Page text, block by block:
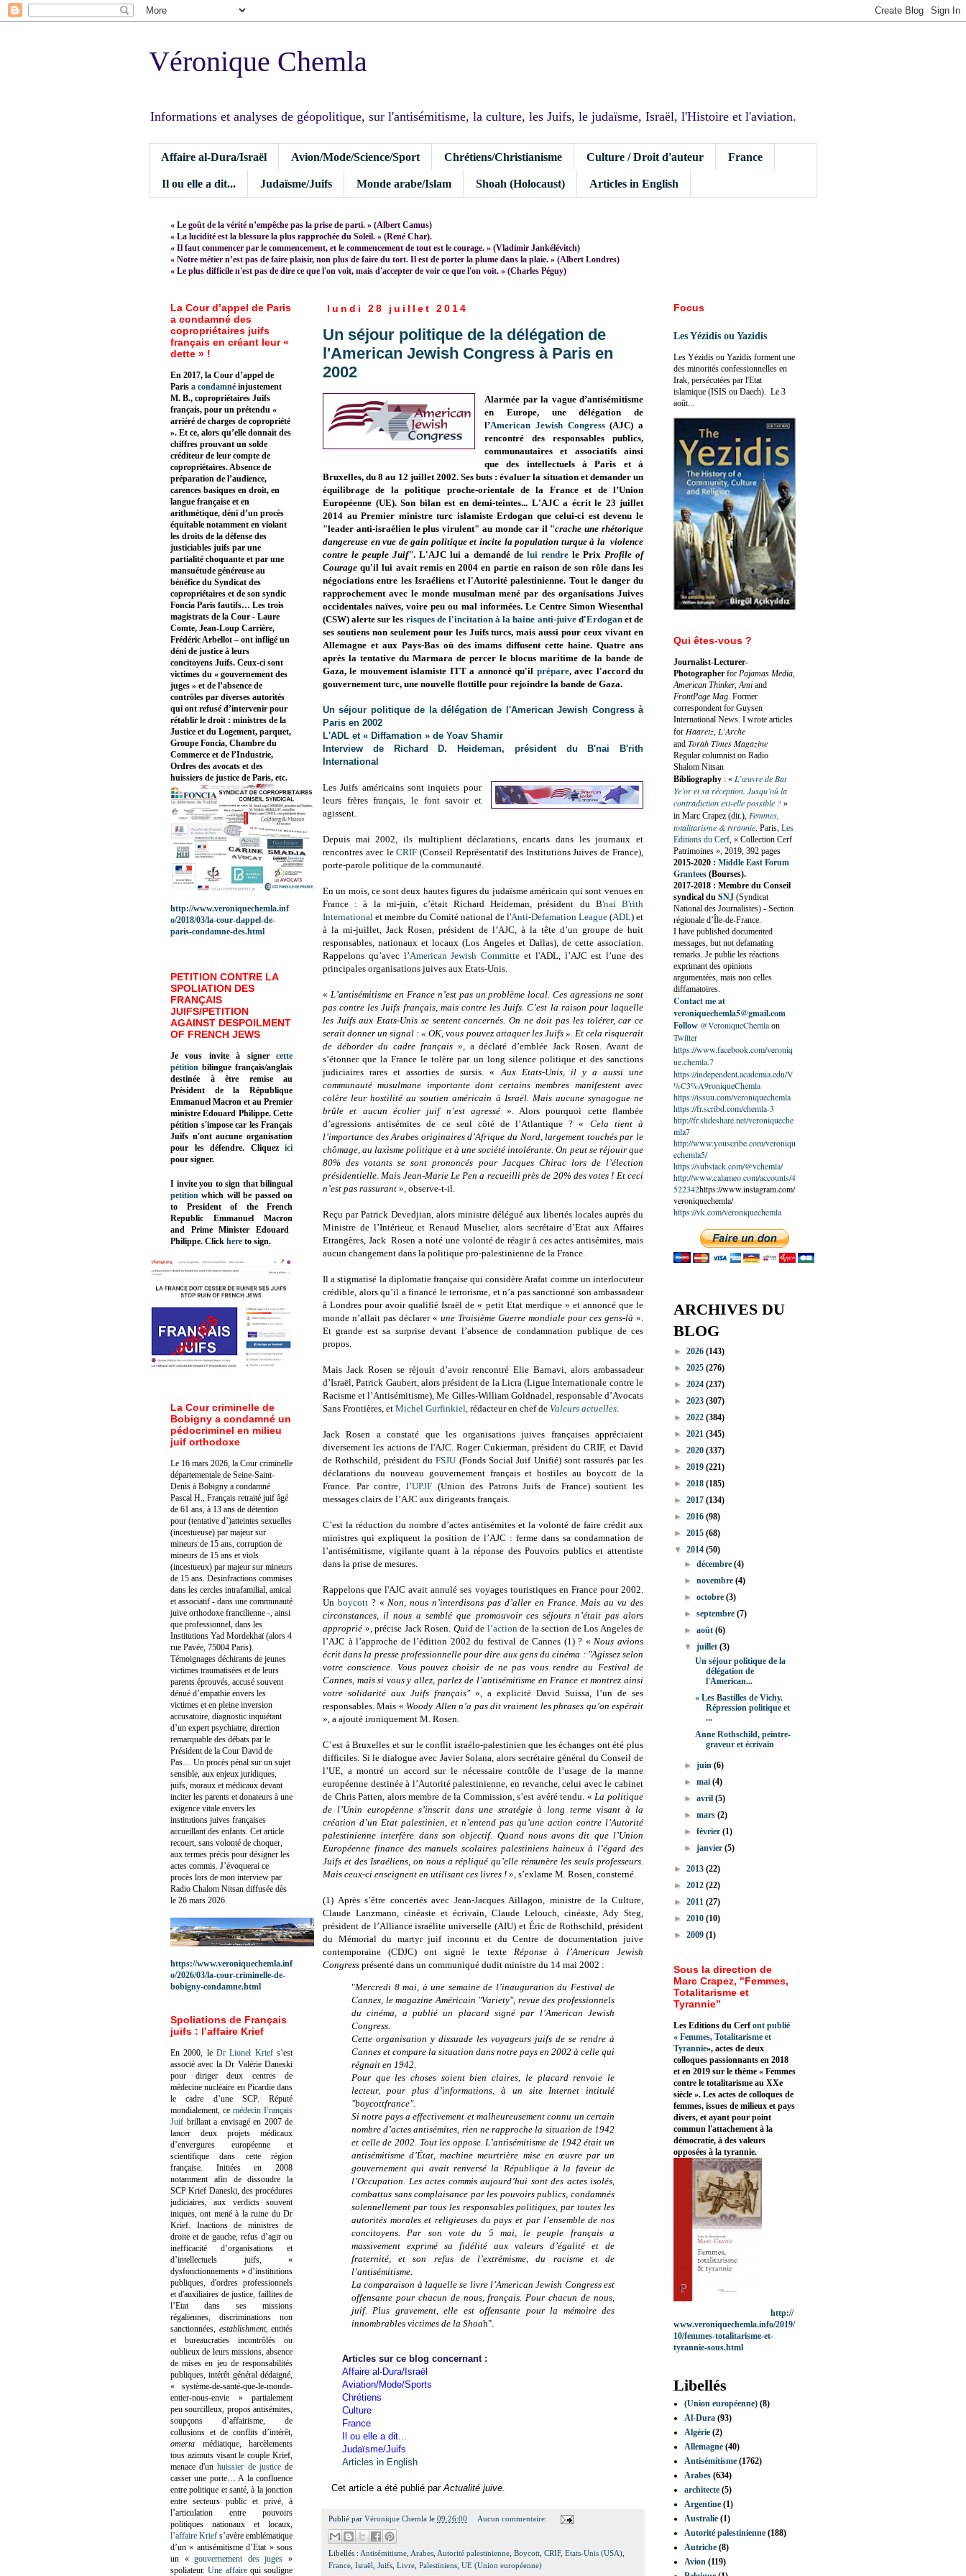
Véronique Chemla
Informations et analyses de géopolitique, sur l'antisémitisme, la culture, les Juifs, le judaïsme, Israël, l'Histoire et l'aviation.
Affaire al-Dura/Israël Avion/Mode/Science/Sport Chrétiens/Christianisme Culture / Droit d'auteur France
Il ou elle a dit... Judaïsme/Juifs Monde arabe/Islam Shoah (Holocaust) Articles in English
« Le goût de la vérité n’empêche pas la prise de parti. » (Albert Camus)
« La lucidité est la blessure la plus rapprochée du Soleil. » (René Char).
« Il faut commencer par le commencement, et le commencement de tout est le courage. » (Vladimir Jankélévitch)
« Notre métier n’est pas de faire plaisir, non plus de faire du tort. Il est de porter la plume dans la plaie. » (Albert Londres)
« Le plus difficile n'est pas de dire ce que l'on voit, mais d'accepter de voir ce que l'on voit. » (Charles Péguy)
lundi 28 juillet 2014
Un séjour politique de la délégation de
l'American Jewish Congress à Paris en
2002
Alarmée par la vague d’antisémitisme
en Europe, une délégation de
l’American Jewish Congress(AJC) a
rencontré des responsables publics,
communautaires et associatifs ainsi
que des intellectuels à Paris et à
Bruxelles, du 8 au 12 juillet 2002. Ses buts : évaluer la situation et demander un
équilibrage de la politique proche-orientale de la France et de l’Union
Européenne (UE). Son bilan est en demi-teintes... L'AJC a écrit le 23 juillet
2014 au Premier ministre turc islamiste Erdogan que celui-ci est devenu le
"leader anti-israélien le plus virulent" au monde car il "crache une rhétorique
dangereuse en vue de gain politique et incite la population turque à la violence
contre le peuple Juif". L'AJC lui a demandé de lui rendrele Prix Profile of
Courage qu'il lui avait remis en 2004 en partie en raison de son rôle dans les
négociations entre les Israéliens et l'Autorité palestinienne. Tout le danger du
rapprochement avec le monde musulman mené par des organisations Juives
occidentales naïves, voire peu ou mal informées. Le Centre Simon Wiesenthal
(CSW) alerte sur les risques de l'incitation à la haine anti-juived'Erdoganet de
ses soutiens non seulement pour les Juifs turcs, mais aussi pour ceux vivant en
Allemagne et aux Pays-Bas où des imams diffusent cette haine. Quatre ans
après la tentative du Marmara de percer le blocus maritime de la bande de
Gaza, le mouvement islamiste ITT a annoncé qu'il prépare, avec l'accord du
gouvernement turc, une nouvelle flottille pour rejoindre la bande de Gaza.
Un séjour politique de la délégation de l'American Jewish Congress à
Paris en 2002
L'ADL et « Diffamation » de Yoav Shamir
Interview de Richard D. Heideman, président du B'nai B'rith
International
Les Juifs américains sont inquiets pour
leurs frères français, le font savoir et
agissent.
Depuis mai 2002, ils multiplient déclarations, encarts dans les journaux et
rencontres avec leCRIF (Conseil Représentatif des Institutions Juives de France),
porte-parole politique de la communauté.
En un mois, ce sont deux hautes figures du judaïsme américain qui sont venues en
France : à la mi-juin, c’était Richard Heideman, président du B'nai B'rith
International et membre du Comité national de l'Anti-Defamation League (ADL) et
à la mi-juillet, Jack Rosen, président de l’AJC, à la tête d’un groupe de huit
responsables, nationaux et locaux (Los Angeles et Dallas), de cette association.
Rappelons qu’avec l’American Jewish Committe et l'ADL, l’AJC est l’une des
principales organisations juives aux Etats-Unis.
« L’antisémitisme en France n’est pas un problème local. Ces agressions ne sont
pas contre les Juifs français, mais contre les Juifs. C’est la raison pour laquelle
les Juifs aux Etats-Unis se sentent concernés. On ne doit pas les tolérer, car ce
serait donner un signal : « OK, vous pouvez attaquer les Juifs ». Et cela risquerait
de déborder du cadre français», a déclaré d’emblée Jack Rosen. Avant de
s’étonner que la France le tolère par un long silence politique et des sanctions
judiciaires rares et assorties de sursis. «Aux Etats-Unis, il y a aussi une
communauté musulmane importante dont certains membres manifestent avec
colère leur hostilité au soutien américain à Israël. Mais aucune synagogue ne
brûle et aucun écolier juif n’est agressé ». Alors pourquoi cette flambée
d’agressions antisémites de ce seul côté de l’Atlantique ? « Cela tient à
l’importance des Arabes originaires d’Afrique du Nord, largement touchés par le
chômage, au laxisme politique et à une société intolérante. On peut se réjouir que
80% des votants se sont prononcés pour Jacques Chirac lors de l’élection
présidentielle. Mais Jean-Marie Le Pen a recueilli près de 20% des votes ! Et ceci
n’est pas rassurant », observe-t-il.
Reçu par Patrick Devedjian, alors ministre délégué aux libertés locales auprès du
Ministre de l’Intérieur, et Renaud Muselier, alors secrétaire d’Etat aux Affaires
Etrangères, Jack Rosen a noté une volonté de réagir à ces actes antisémites, mais
aucun changement dans la politique pro-palestinienne de la France.
Il a stigmatisé la diplomatie française qui considère Arafat comme un interlocuteur
crédible, alors qu’il a financé le terrorisme, et n’a pas sanctionné son ambassadeur
à Londres pour avoir qualifié Israël de « petit Etat merdique » et annoncé que le
monde n’allait pas déclarer « une Troisième Guerre mondiale pour ces gens-là ».
Et grande est sa surprise devant l’absence de condamnation publique de ces
propos.
Mais Jack Rosen se réjouit d’avoir rencontré Elie Barnavi, alors ambassadeur
d’Israël, Patrick Gaubert, alors président de la Licra (Ligue Internationale contre le
Racisme et l’Antisémitisme), Me Gilles-William Goldnadel, responsable d’Avocats
Sans Frontières, et Michel Gurfinkiel, rédacteur en chef de Valeurs actuelles.
Jack Rosen a constaté que les organisations juives françaises appréciaient
diversement les actions de l'AJC. Roger Cukierman, président du CRIF, et David
de Rothschild, président duFSJU (Fonds Social Juif Unifié) sont rassurés par les
déclarations du nouveau gouvernement français et hostiles au boycott de la
France. Par contre, l’UPJF(Union des Patrons Juifs de France) soutient les
messages clairs de l’AJC aux dirigeants français.
C’est la réduction du nombre d’actes antisémites et la volonté de faire crédit aux
ministres qui expliquent la position de l’AJC : ferme dans sa condamnation de
l’antisémitisme, vigilante quant à la réponse des Pouvoirs publics et attentiste
dans la prise de mesures.
Rappelons que l'AJC avait annulé ses voyages touristiques en France pour 2002.
Un boycott? «Non, nous n’interdisons pas d’aller en France. Mais au vu des
circonstances, il nous a semblé que promouvoir ces séjours n’était pas alors
approprié », précise Jack Rosen. Quid de l’actionde la section de Los Angeles de
l’AJC à l’approche de l’édition 2002 du festival de Cannes (1) ? «Nous avions
écrit dans la presse professionnelle pour dire aux gens du cinéma : "Agissez selon
votre conscience. Vous pouvez choisir de ne pas vous rendre au Festival de
Cannes, mais si vous y allez, parlez de l’antisémitisme en France et montrez ainsi
votre solidarité aux Juifs français"», a explicité David Suissa, l’un de ses
responsables. Mais « Woody Allen n’a pas dit vraiment les phrases qu’on espérait
», a ajouté ironiquement M. Rosen.
C’est à Bruxelles et sur le conflit israélo-palestinien que les échanges ont été plus
difficiles. Si le dialogue avec Javier Solana, alors secrétaire général du Conseil de
l’UE, a montré un accord sur le nécessaire contrôle de l’usage de la manne
européenne destinée à l’Autorité palestinienne, en revanche, celui avec le cabinet
de Chris Patten, alors membre de la Commission, s’est avéré tendu. «La politique
de l’Unin européenne s’inscrit dans une stratégie à long terme visant à la
création d’un Etat palestinien, et n’entend pas qu’une action contre l’Autorité
palestinienne interfère dans son objectif. Quand nous avons dit que l’Union
Européenne finance des manuels scolaires palestiniens haineux à l’égard des
Juifs et des Israéliens, on nous a répliqué qu’elle rémunère les seuls professeurs.
Mais ceux-ci enseignent en utilisant ces livres ! », s’exlame M. Rosen, consterné.
(1) Après s’être concertés avec Jean-Jacques Aillagon, ministre de la Culture,
Claude Lanzmann, cinéaste et écrivain, Claude Lelouch, cinéaste, Ady Steg,
président de l’Alliance israélite universelle (AIU) et Éric de Rothschild, président
du Mémorial du martyr juif inconnu et du Centre de documentation juive
contemporaine (CDJC) ont signé le texte Réponse à l’American Jewish
Congress présenté dans un communiqué dudit ministre du 14 mai 2002 :
"Mercredi 8 mai, à une semaine de l’inauguration du Festival de
Cannes, le magazine Américain "Variety", revue des professionnels
du cinéma, a publié un placard signé par l’American Jewish
Congress.
Cette organisation y dissuade les voyageurs juifs de se rendre à
Cannes et compare la situation dans notre pays en 2002 à celle qui
régnait en 1942.
Pour que les choses soient bien claires, le placard renvoie le
lecteur, pour plus d’informations, à un site Internet intitulé
"boycottfrance".
Si notre pays a effectivement et malheureusement connu un certain
nombre d’actes antisémites, rien ne rapproche la situation de 1942
et celle de 2002. Tout les oppose. L’antisémitisme de 1942 était un
antisémitisme d’État, machine meurtrière mise en œuvre par un
gouvernement qui avait renversé la République à la faveur de
l’Occupation. Les actes commis aujourd’hui sont des actes isolés,
combattus sans complaisance par les pouvoirs publics, condamnés
solennellement par tous les responsables politiques, par toutes les
autorités morales et religieuses du pays et par l’ensemble de nos
concitoyens. Par son vote du 5 mai, le peuple français a
massivement exprimé sa fidélité aux valeurs d’égalité et de
fraternité, et son refus de l’extrémisme, du racisme et de
l’antisémitisme.
La comparaison à laquelle se livre l’American Jewish Congress est
offensante pour chacun de nous, français. Pour chacun de nous,
juif. Plus gravement, elle est offensante pour la mémoire des
innombrables victimes de la Shoah".
Articles sur ce blog concernant :
Affaire al-Dura/Israël
Aviation/Mode/Sports
Chrétiens
Culture
France
Il ou elle a dit...
Judaïsme/Juifs
Articles in English
Cet article a été publié parActualité juive.
Publié par Véronique Chemla le 09:26:00 Aucun commentaire:
Libellés : Antisémitisme Arabes Autorité palestinienne Boycott CRIF, Etats-Unis (USA)
France Israël Juifs Livre Palestiniens UE (Union européenne)
La Cour d’appel de Paris
a condamné des
copropriétaires juifs
français en créant leur «
dette » !
En 2017, la Cour d’appel de
Paris a condamné injustement
M. B., copropriétaires Juifs
français, pour un prétendu «
arriéré de charges de copropriété
». Et ce, alors qu’elle donnait des
chiffres prouvant un solde
créditeur de leur compte de
copropriétaires. Absence de
préparation de l’audience,
carences basiques en droit, en
langue française et en
arithmétique, déni d’un procès
équitable notamment en violant
les droits de la défense des
justiciables juifs par une
partialité choquante et par une
mansuétude généreuse au
bénéfice du Syndicat des
copropriétaires et de son syndic
Foncia Paris fautifs… Les trois
magistrats de la Cour - Laure
Comte, Jean-Loup Carrière,
Frédéric Arbellot – ont infligé un
déni de justice à leurs
concitoyens Juifs. Ceux-ci sont
victimes du « gouvernement des
juges » et de l’absence de
contrôles par diverses autorités
qui ont refusé d’intervenir pour
rétablir le droit : ministres de la
Justice et du Logement, parquet,
Groupe Foncia, Chambre du
Commerce et de l’Industrie,
Ordres des avocats et des
huissiers de justice de Paris, etc.
http://www.veroniquechemla.inf
o/2018/03/la-cour-dappel-de-
paris-condamne-des.html
PETITION CONTRE LA
SPOLIATION DES
FRANÇAIS
JUIFS/PETITION
AGAINST DESPOILMENT
OF FRENCH JEWS
Je vous invite à signer cette
pétition bilingue français/anglais
destinée à être remise au
Président de la République
Emmanuel Macron et au Premier
ministre Edouard Philippe. Cette
pétition s'impose car les Français
Juifs n'ont aucune organisation
pour les défendre. Cliquez
ici
pour signer.
I invite you to sign that bilingual
petition which will be passed on
to President of the French
Republic Emmanuel Macron
and Prime Minister Edouard
Philippe. Click here to sign.
La Cour criminelle de
Bobigny a condamné un
pédocriminel en milieu
juif orthodoxe
Le 16 mars 2026, la Cour criminelle
départementale de Seine-Saint-
Denis à Bobigny a condamné
Pascal H., Français retraité juif âgé
de 61 ans, à 13 ans de détention
pour (tentative d’)atteintes sexuelles
(incestueuse) par majeur sur
mineurs de 15 ans, corruption de
mineurs de 15 ans et viols
(incestueux) par majeur sur mineurs
de 15 ans. Desinfractions commises
dans les cercles intrafamilial, amical
et associatif - dans une communauté
juive orthodoxe francilienne -, ainsi
que professionnel, dans les
Institutions Yad Mordekhaï (alors 4
rue Pavée, 75004 Paris).
Témoignages déchirants de jeunes
victimes traumatisées et de leurs
parents éprouvés, accusé souvent
dénué d’empathie envers les
victimes et en pleine inversion
accusatoire, diagnostic inquiétant
d’un expert psychiatre, direction
remarquable des débats par le
Président de la Cour David de
Pas… Un procès pénal sur un sujet
sensible, aux enjeux juridiques,
juifs, moraux et médicaux devant
inciter les parents et donateurs à une
exigence vitale envers les
institutions juives françaises
accueillant des enfants. Cet article
recourt, sans volonté de choquer,
aux termes précis pour désigner les
actes commis. J’évoquerai ce
procès lors de mon interview par
Radio Chalom Nitsan diffusée dès
le 26 mars 2026.
https://www.veroniquechemla.inf
o/2026/03/la-cour-criminelle-de-
bobigny-condamne.html
Spoliations de Français
juifs : l’affaire Krief
En 2000, le Dr Lionel Kriefs’est
associé avec la Dr Valérie Daneski
pour diriger deux centres de
médecine nucléaire en Picardie dans
le cadre d’une SCP. Réputé
mondialement, ce médecin Français
Juif brillant a envisagé en 2007 de
lancer deux projets médicaux
d’envergures européenne et
scientifique dans cette région
française. Initiées en 2008
notamment afin de dissoudre la
SCP Krief Daneski, des procédures
judiciaires, aux verdicts souvent
iniques, ont mené à la ruine du Dr
Krief. Inactions de ministres de
droite et de gauche, refus d’agir ou
inefficacité d’organisations et
d’intellectuels juifs, «
dysfonctionnements » d’institutions
publiques, d'ordres professionnels
et d'auxiliaires de justice, faillites de
l’Etat dans ses missions
régaliennes, discriminations non
sanctionnées, establishment, entités
et bureaucraties incontrôlés ou
oublieux de leurs missions, absence
de mises en jeu de responsabilités
publiques, intérêt général dédaigné,
« système-de-santé-que-le-monde-
entier-nous-envie » partialement
peu sourcilleux, propos antisémites,
soupçons d’affairisme, de
collusions et de conflits d’intérêt,
omerta médiatique, harcèlements
tous azimuts visant le couple Krief,
menace d'unhuissier de justicede
casser une porte… A la confluence
entre politique et santé, à la jonction
entre secteurs public et privé, à
l’articulation entre pouvoirs
politiques nationaux et locaux,
l’affaire Krief s’avère emblématique
d’un « antisémitisme d’Etat » sous
un «gouvernement des juges »
spoliateur.Une affairequi souligne
Focus
Les Yézidis ou Yazidis
Les Yézidis ou Yazidis forment une
des minorités confessionnelles en
Irak, persécutées par l'Etat
islamique (ISIS ou Daech). Le 3
août...
Qui êtes-vous ?
Journalist-Lecturer-
Photographer for Pajamas Media,
American Thinker, Ami and
FrontPage Mag. Former
correspondent for Guysen
International News. I wrote articles
for Haaretz, L'Arche
and Torah Times Magazine
Regular columnist on Radio
Shalom Nitsan
Bibliography : « L’œuvre de Bat
Ye’or et sa réception. Jusqu’où la
contradiction est-elle possible ? »
in Marc Crapez (dir.), Femmes,
totalitarisme & tyrannie. Paris, Les
Editions du Cerf, « Collection Cerf
Patrimoines », 2019, 392 pages
2015-2020 : Middle East Forum
Grantees (Bourses).
2017-2018 : Membre du Conseil
syndical du SNJ (Syndicat
National des Journalistes) - Section
régionale d’Île-de-France.
I have published documented
messages, but not defamating
remarks. Je publie les réactions
exprimant des opinions
argumentées, mais non celles
diffamatoires.
Contact me at
veroniquechemla5@gmail.com
Follow @VeroniqueChemlaon
Twitter
https://www.facebook.com/veroniq
ue.chemla.7
https://independent.academia.edu/V
%C3%A9roniqueChemla
https://issuu.com/veroniquechemla
https://fr.scribd.com/chemla-3
http://fr.slideshare.net/veroniqueche
mla7
http://www.youscribe.com/veroniqu
echemla5/
https://substack.com/@vchemla/
http://www.calameo.com/accounts/4
522342https://www.instagram.com/
veroniquechemla/
https://vk.com/veroniquechemla
ARCHIVES DU
BLOG
► 2026 (143)
► 2025 (276)
► 2024 (237)
► 2023 (307)
► 2022 (384)
► 2021 (345)
► 2020 (337)
► 2019 (221)
► 2018 (185)
► 2017 (134)
► 2016 (98)
► 2015 (68)
▼ 2014 (50)
►décembre(4)
►novembre(4)
►octobre(3)
►septembre(7)
►août(6)
▼juillet(3)
Un séjour politique de la
délégation de
l'American...
« Les Bastilles de Vichy.
Répression politique et
...
Anne Rothschild, peintre-
graveur et écrivain
►juin(6)
►mai(4)
►avril(5)
►mars(2)
►février(1)
►janvier(5)
► 2013 (22)
► 2012 (22)
► 2011 (27)
► 2010 (10)
► 2009 (1)
Sous la direction de
Marc Crapez, "Femmes,
Totalitarisme et
Tyrannie"
Les Editions du Cerfont publié
« Femmes, Totalitarisme et
Tyrannie», actes de deux
colloques passionnants en 2018
et en 2019 sur le thème « Femmes
contre le totalitarisme au XXe
siècle ». Les actes de colloques de
femmes, issues de milieux et pays
divers, et ayant pour point
commun l'attachement à la
démocratie, à des valeurs
opposées à la tyrannie.
http://
www.veroniquechemla.info/2019/
10/femmes-totalitarisme-et-
tyrannie-sous.html
Libellés
(Union européenne) (8)
Al-Dura (93)
Algérie (2)
Allemagne (40)
Antisémitisme (1762)
Arabes (634)
architecte (5)
Argentine (1)
Australie (1)
Autorité palestinienne (188)
Autriche (8)
Avion (119)